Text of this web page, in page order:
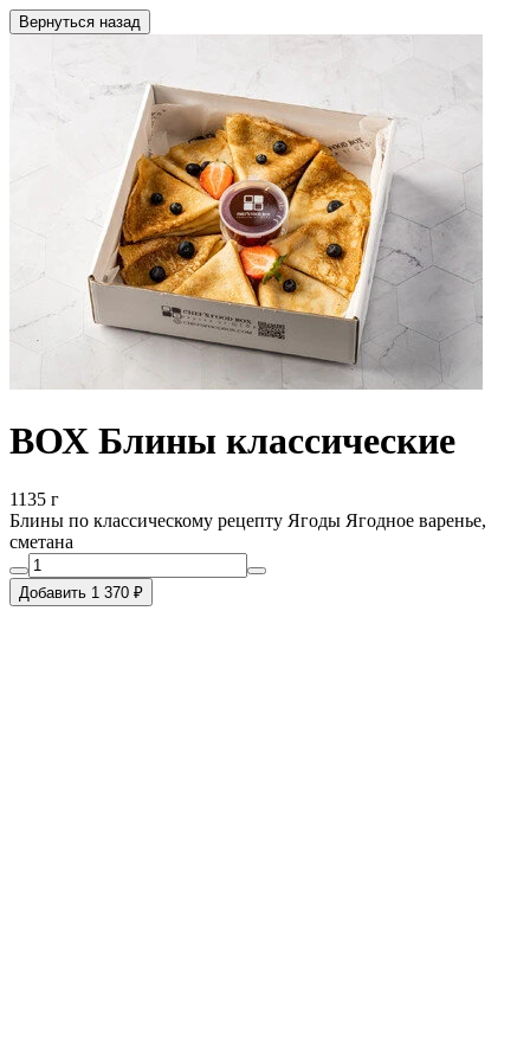
Вернуться назад
ВОХ Блины классические
1135 г
Блины по классическому рецепту Ягоды Ягодное варенье,
сметана
Добавить 1 370 ₽